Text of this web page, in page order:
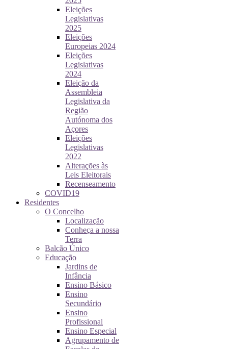
Eleições
Legislativas
2025
Eleições
Europeias 2024
Eleições
Legislativas
2024
Eleição da
Assembleia
Legislativa da
Região
Autónoma dos
Açores
Eleições
Legislativas
2022
Alterações às
Leis Eleitorais
Recenseamento
COVID19
Residentes
O Concelho
Localização
Conheça a nossa
Terra
Balcão Único
Educação
Jardins de
Infância
Ensino Básico
Ensino
Secundário
Ensino
Profissional
Ensino Especial
Agrupamento de